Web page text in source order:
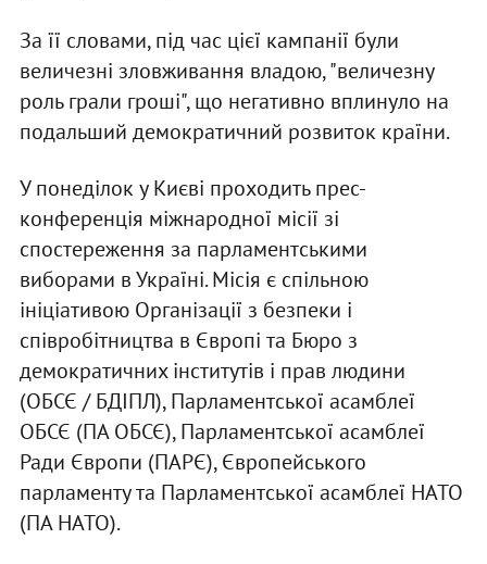
За її словами, під час цієї кампанії були
величезні зловживання владою, "величезну
роль грали гроші", що негативно вплинуло на
подальший демократичний розвиток країни.
У понеділок у Києві проходить прес-
конференція міжнародної місії зі
спостереження за парламентськими
виборами в Україні. Місія є спільною
ініціативою Організації з безпеки і
співробітництва в Європі та Бюро з
демократичних інститутів і прав людини
(ОБСЄ / БДІПЛ), Парламентської асамблеї
ОБСЄ (ПА ОБСЄ), Парламентської асамблеї
Ради Європи (ПАРЄ), Європейського
парламенту та Парламентської асамблеї НАТО
(ПА НАТО).